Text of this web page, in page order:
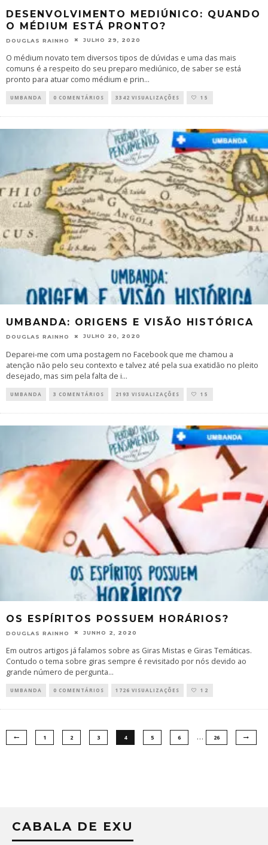
DESENVOLVIMENTO MEDIÚNICO: QUANDO
O MÉDIUM ESTÁ PRONTO?
DOUGLAS RAINHO JULHO 29, 2020
O médium novato tem diversos tipos de dúvidas e uma das mais
comuns é a respeito do seu preparo mediúnico, de saber se está
pronto para atuar como médium e prin...
UMBANDA 0 COMENTÁRIOS 3342 VISUALIZAÇÕES 15
UMBANDA: ORIGENS E VISÃO HISTÓRICA
DOUGLAS RAINHO JULHO 20, 2020
Deparei-me com uma postagem no Facebook que me chamou a
atenção não pelo seu contexto e talvez até pela sua exatidão no pleito
desejado, mas sim pela falta de i...
UMBANDA 3 COMENTÁRIOS 2193 VISUALIZAÇÕES 15
OS ESPÍRITOS POSSUEM HORÁRIOS?
DOUGLAS RAINHO JUNHO 2, 2020
Em outros artigos já falamos sobre as Giras Mistas e Giras Temáticas.
Contudo o tema sobre giras sempre é revisitado por nós devido ao
grande número de pergunta...
UMBANDA 0 COMENTÁRIOS 1726 VISUALIZAÇÕES 12
1 2 3 4 5 6 … 26
CABALA DE EXU